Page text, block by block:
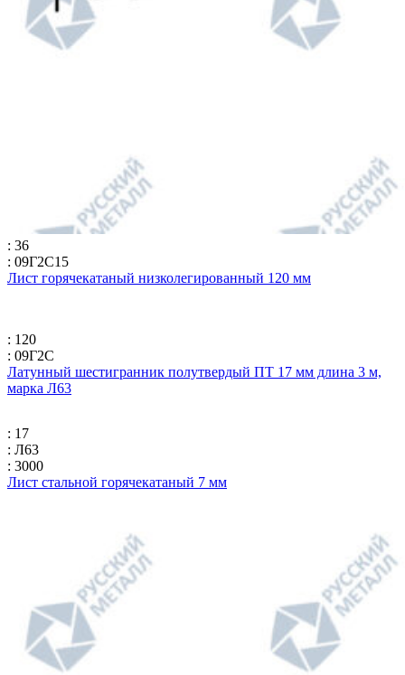
: 36
: 09Г2С15
Лист горячекатаный низколегированный 120 мм
: 120
: 09Г2С
Латунный шестигранник полутвердый ПТ 17 мм длина 3 м,
марка Л63
: 17
: Л63
: 3000
Лист стальной горячекатаный 7 мм